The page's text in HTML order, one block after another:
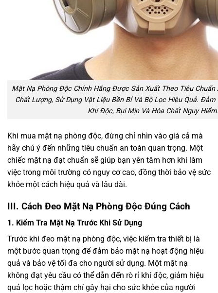
Mặt Nạ Phòng Độc Chính Hãng Được Sản Xuất Theo Tiêu Chuẩn
Chất Lượng, Sử Dụng Vật Liệu Bền Bỉ Và Bộ Lọc Hiệu Quả.
Khí Độc, Bụi Mịn Và Hóa Chất Nguy
Khi mua mặt nạ phòng độc, đừng chỉ nhìn vào giá cả mà
hãy chú ý đến những tiêu chuẩn an toàn quan trọng. Một
chiếc mặt nạ đạt chuẩn sẽ giúp bạn yên tâm hơn khi làm
việc trong môi trường có nguy cơ cao, đồng thời bảo vệ sức
khỏe một cách hiệu quả và lâu dài.
III. Cách Đeo Mặt Nạ Phòng Độc Đúng Cách
1. Kiểm Tra Mặt Nạ Trước Khi Sử Dụng
Trước khi đeo mặt nạ phòng độc, việc kiểm tra thiết bị là
một bước quan trọng để đảm bảo mặt nạ hoạt động hiệu
quả và bảo vệ tối đa cho người sử dụng. Một mặt nạ
không đạt yêu cầu có thể dẫn đến rò rỉ khí độc, giảm hiệu
quả lọc hoặc thậm chí gây hại cho sức khỏe của người